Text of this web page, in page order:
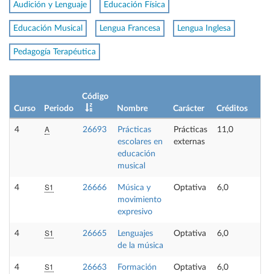
Audición y Lenguaje Educación Física
Educación Musical Lengua Francesa Lengua Inglesa
Pedagogía Terapéutica
Curso Periodo
Código
Nombre
Carácter Créditos
4 A 26693
Prácticas
escolares en
educación
musical
Prácticas
externas
11,0
4 S1 26666
Música y
movimiento
expresivo
Optativa 6,0
4 S1 26665
Lenguajes
de la música
Optativa 6,0
4 S1 26663
Formación
Optativa 6,0